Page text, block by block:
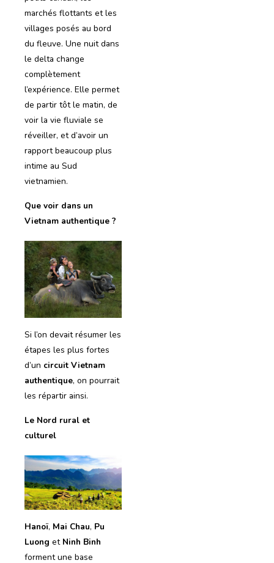
marchés flottants et les
villages posés au bord
du fleuve. Une nuit dans
le delta change
complètement
l’expérience. Elle permet
de partir tôt le matin, de
voir la vie fluviale se
réveiller, et d’avoir un
rapport beaucoup plus
intime au Sud
vietnamien.
Que voir dans un
Vietnam authentique ?
Si l’on devait résumer les
étapes les plus fortes
d’un circuit Vietnam
authentique, on pourrait
les répartir ainsi.
Le Nord rural et
culturel
Hanoï, Mai Chau, Pu
Luong et Ninh Binh
forment une base